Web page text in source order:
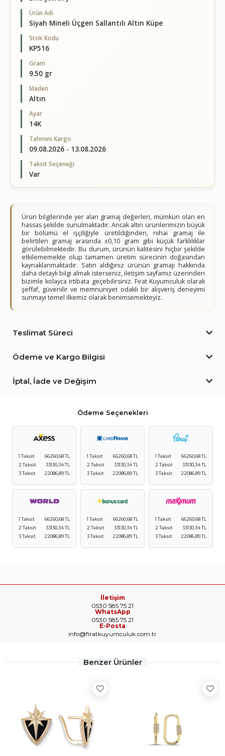
Ürün Adı
Siyah Mineli Üçgen Sallantılı Altın Küpe
Stok Kodu
KP516
Gram
9.50 gr
Maden
Altın
Ayar
14K
Tahmini Kargo
09.08.2026 - 13.08.2026
Taksit Seçeneği
Var
Ürün bilgilerinde yer alan gramaj değerleri, mümkün olan en
hassas şekilde sunulmaktadır. Ancak altın ürünlerimizin büyük
bir bölümü el işçiliğiyle üretildiğinden, nihai gramaj ile
belirtilen gramaj arasında ±0,10 gram gibi küçük farklılıklar
görülebilmektedir. Bu durum, ürünün kalitesini hiçbir şekilde
etkilememekte olup tamamen üretim sürecinin doğasından
kaynaklanmaktadır. Satın aldığınız ürünün gramajı hakkında
daha detaylı bilgi almak isterseniz, iletişim sayfamız üzerinden
bizimle kolayca irtibata geçebilirsiniz. Fırat Kuyumculuk olarak
şeffaf, güvenilir ve memnuniyet odaklı bir alışveriş deneyimi
sunmayı temel ilkemiz olarak benimsemekteyiz.
Teslimat Süreci
Ödeme ve Kargo Bilgisi
İptal, İade ve Değişim
Ödeme Seçenekleri
1 Taksit
66260,68 TL
2 Taksit
33130,34 TL
3 Taksit
22086,89 TL
1 Taksit
66260,68 TL
2 Taksit
33130,34 TL
3 Taksit
22086,89 TL
1 Taksit
66260,68 TL
2 Taksit
33130,34 TL
3 Taksit
22086,89 TL
1 Taksit
66260,68 TL
2 Taksit
33130,34 TL
3 Taksit
22086,89 TL
1 Taksit
66260,68 TL
2 Taksit
33130,34 TL
3 Taksit
22086,89 TL
1 Taksit
66260,68 TL
2 Taksit
33130,34 TL
3 Taksit
22086,89 TL
İletişim
0530 585 75 21
WhatsApp
0530 585 75 21
E-Posta
info@firatkuyumculuk.com.tr
Benzer Ürünler